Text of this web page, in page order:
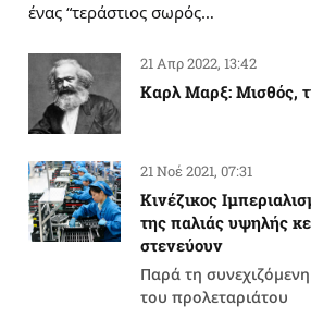
ένας “τεράστιος σωρός…
21 Απρ 2022, 13:42
Καρλ Μαρξ: Μισθός,
21 Νοέ 2021, 07:31
Κινέζικος
της παλιάς υψηλής
στενεύουν
Παρά τη
του προλεταριάτου